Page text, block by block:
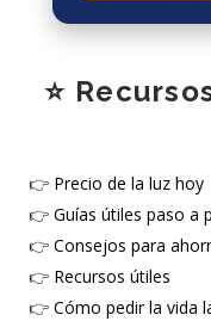
⭐
👉 Precio de la luz hoy
👉 Guías útiles paso a
👉 Consejos para
👉 Recursos útiles
👉 Cómo pedir la vida